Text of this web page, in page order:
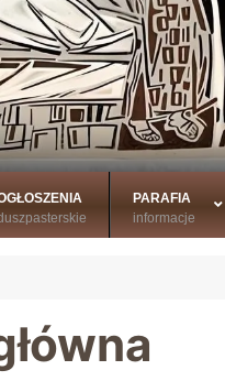
PARAFIA
informacje